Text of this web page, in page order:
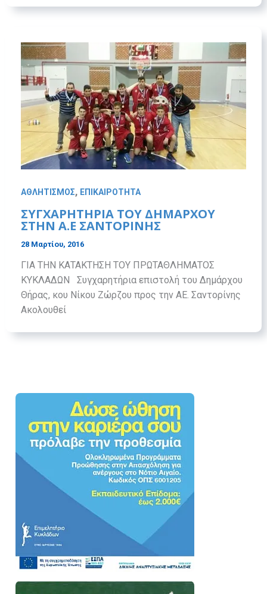
ΑΘΛΗΤΙΣΜΟΣ, ΕΠΙΚΑΙΡΟΤΗΤΑ
ΣΥΓΧΑΡΗΤΗΡΙΑ ΤΟΥ ΔΗΜΑΡΧΟΥ
ΣΤΗΝ Α.Ε ΣΑΝΤΟΡΙΝΗΣ
28 Μαρτίου, 2016
ΓΙΑ ΤΗΝ ΚΑΤΑΚΤΗΣΗ ΤΟΥ ΠΡΩΤΑΘΛΗΜΑΤΟΣ
ΚΥΚΛΑΔΩΝ Συγχαρητήρια επιστολή του Δημάρχου
Θήρας, κου Νίκου Ζώρζου προς την ΑΕ. Σαντορίνης
Ακολουθεί